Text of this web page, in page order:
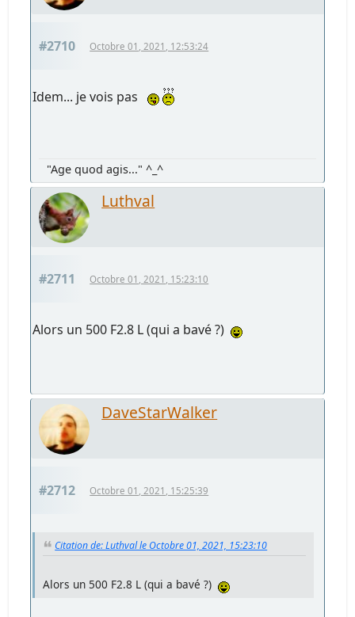
#2710 Octobre 01, 2021, 12:53:24
Idem... je vois pas
"Age quod agis..." ^_^
Luthval
#2711 Octobre 01, 2021, 15:23:10
Alors un 500 F2.8 L (qui a bavé ?)
DaveStarWalker
#2712 Octobre 01, 2021, 15:25:39
Citation de: Luthval le Octobre 01, 2021, 15:23:10
Alors un 500 F2.8 L (qui a bavé ?)